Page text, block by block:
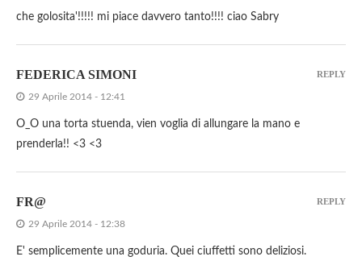
che golosita'!!!!! mi piace davvero tanto!!!! ciao Sabry
FEDERICA SIMONI
29 Aprile 2014 - 12:41
O_O una torta stuenda, vien voglia di allungare la mano e
prenderla!! <3 <3
REPLY
FR@
29 Aprile 2014 - 12:38
E' semplicemente una goduria. Quei ciuffetti sono deliziosi.
REPLY